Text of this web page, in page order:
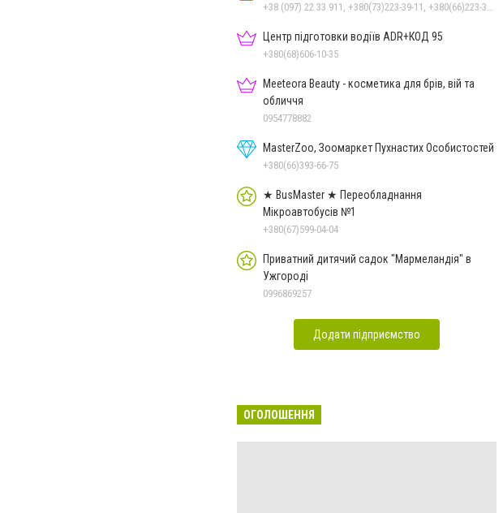
+38 (097) 22 33 911, +380(73)223-39-11, +380(66)223-39-11
Центр підготовки водіїв ADR+КОД 95
+380(68)606-10-35
Meeteora Beauty - косметика для брів, вій та
обличчя
0954778882
MasterZoo, Зоомаркет Пухнастих Особистостей
+380(66)393-66-75
★ BusMaster ★ Переобладнання
Мікроавтобусів №1
+380(67)599-04-04
Приватний дитячий садок "Мармеландія" в
Ужгороді
0996869257
Додати підприємство
ОГОЛОШЕННЯ